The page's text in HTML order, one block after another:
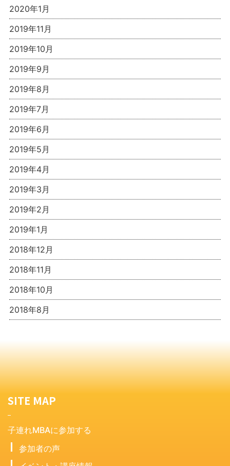
2020年1月
2019年11月
2019年10月
2019年9月
2019年8月
2019年7月
2019年6月
2019年5月
2019年4月
2019年3月
2019年2月
2019年1月
2018年12月
2018年11月
2018年10月
2018年8月
SITE MAP
子連れMBAに参加する
参加者の声